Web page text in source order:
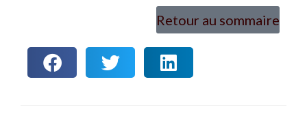
Retour au sommaire